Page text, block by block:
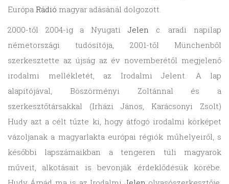
Európa Rádió magyar adásánál dolgozott.
2000-től 2004-ig a Nyugati Jelen c. aradi napilap
németországi tudósítója, 2001-től Münchenből
szerkesztette az újság az év novemberétől megjelenő
irodalmi mellékletét, az Irodalmi Jelent. A lap
alapítójával, Böszörményi Zoltánnal és a
szerkesztőtársakkal (Irházi János, Karácsonyi Zsolt)
Hudy azt a célt tűzte ki, hogy átfogó irodalmi körképet
vázoljanak a magyarlakta európai régiók műhelyeiről, s
későbbi lapszámaikban a tengeren túli magyarok
műveit, alkotásait is bevonják érdeklődésük körébe.